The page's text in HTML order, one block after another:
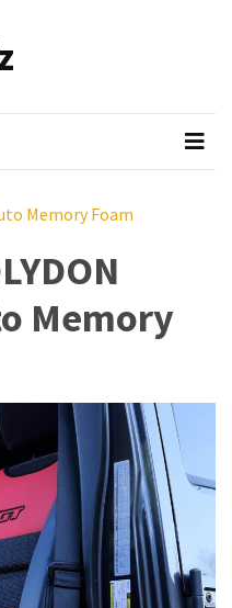
Memory Foam
Memory